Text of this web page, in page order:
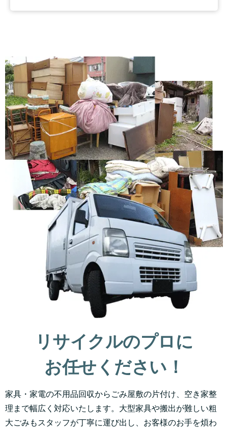
リサイクルのプロに
お任せください！
家具・家電の不用品回収からごみ屋敷の片付け、空き家整
理まで幅広く対応いたします。大型家具や搬出が難しい粗
大ごみもスタッフが丁寧に運び出し、お客様のお手を煩わ